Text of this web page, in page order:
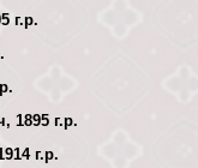
г.р.
1895 г.р.
г.р.